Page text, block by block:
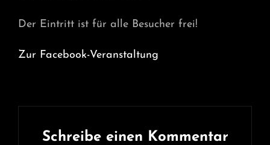
Der Eintritt ist für alle Besucher frei!
Zur Facebook-Veranstaltung
Schreibe einen Kommentar